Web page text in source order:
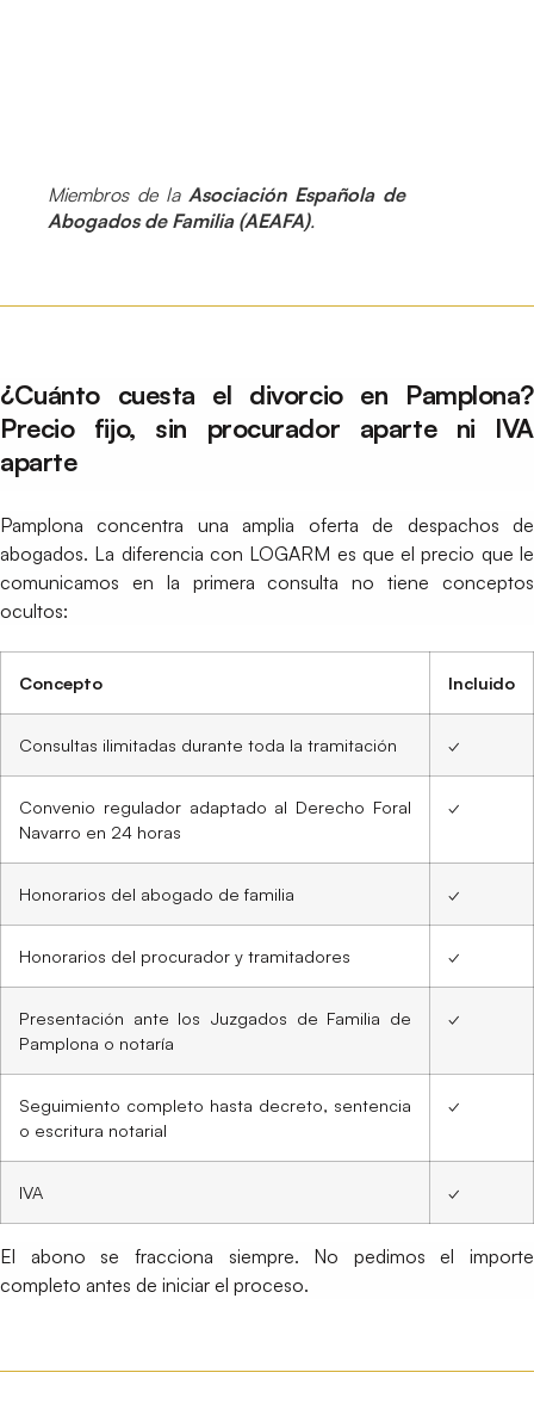
Miembros de la Asociación Española de
Abogados de Familia (AEAFA).
¿Cuánto cuesta el divorcio en Pamplona?
Precio fijo, sin procurador aparte ni IVA
aparte
Pamplona concentra una amplia oferta de despachos de
abogados. La diferencia con LOGARM es que el precio que le
comunicamos en la primera consulta no tiene conceptos
ocultos:
Concepto Incluido
Consultas ilimitadas durante toda la tramitación ✓
Convenio regulador adaptado al Derecho Foral
Navarro en 24 horas
✓
Honorarios del abogado de familia ✓
Honorarios del procurador y tramitadores ✓
Presentación ante los Juzgados de Familia de
Pamplona o notaría
✓
Seguimiento completo hasta decreto, sentencia
o escritura notarial
✓
IVA ✓
El abono se fracciona siempre. No pedimos el importe
completo antes de iniciar el proceso.